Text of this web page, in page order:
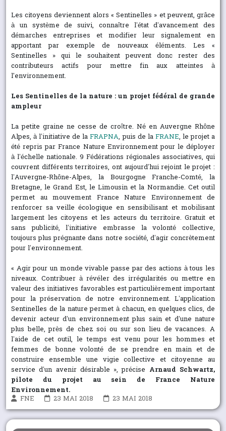
Les citoyens deviennent alors « Sentinelles » et peuvent, grâce
à un système de suivi, connaître l’état d’avancement des
démarches entreprises et modifier leur signalement en
apportant par exemple de nouveaux éléments. Les «
Sentinelles » qui le souhaitent peuvent donc rester des
contributeurs actifs pour mettre fin aux atteintes à
l'environnement.
Les Sentinelles de la nature : un projet fédéral de grande
ampleur
La petite graine ne cesse de croître. Né en Auvergne Rhône
Alpes, à l’initiative de laFRAPNA, puis de laFRANE, le projet a
été repris par France Nature Environnement pour le déployer
à l’échelle nationale. 9 Fédérations régionales associatives, qui
couvrent différents territoires, ont aujourd’hui rejoint le projet :
l’Auvergne-Rhône-Alpes, la Bourgogne Franche-Comté, la
Bretagne, le Grand Est, le Limousin et la Normandie. Cet outil
permet au mouvement France Nature Environnement de
renforcer sa veille écologique en sensibilisant et mobilisant
largement les citoyens et les acteurs du territoire. Gratuit et
sans publicité, l’initiative embrasse la volonté collective,
toujours plus prégnante dans notre société, d’agir concrètement
pour l’environnement.
« Agir pour un monde vivable passe par des actions à tous les
niveaux. Contribuer à révéler des irrégularités ou mettre en
valeur des initiatives favorables est particulièrement important
pour la préservation de notre environnement. L’application
Sentinelles de la nature permet à chacun, en quelques clics, de
devenir acteur d’un environnement plus sain et d’une nature
plus belle, près de chez soi ou sur son lieu de vacances. A
l’aide de cet outil, le temps est venu pour les hommes et
femmes de bonne volonté de se prendre en main et de
construire ensemble une vigie collective et citoyenne au
service d’un avenir désirable », précise Arnaud Schwartz,
pilote du projet au sein de France Nature
Environnement.
FNE 23 MAI 2018 23 MAI 2018